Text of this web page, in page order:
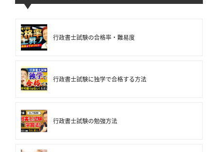
行政書士試験の合格率・難易度
行政書士試験に独学で合格する方法
行政書士試験の勉強方法